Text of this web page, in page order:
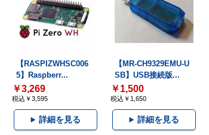
【RASPIZWHSC006
5】Raspberr...
￥3,269
税込￥3,595
詳細を見る
【MR-CH9329EMU-U
SB】USB接続版...
￥1,500
税込￥1,650
詳細を見る